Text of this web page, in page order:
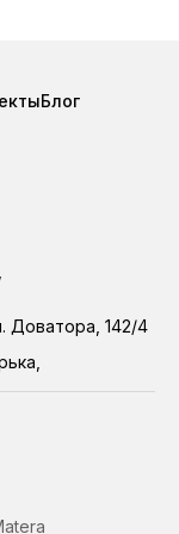
наличия за 2 часа.
Блог
Доватора, 142/4